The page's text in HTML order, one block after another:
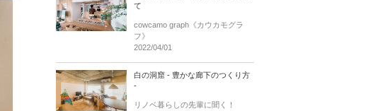
て
cowcamo graph《カウカモグラ
フ》
2022/04/01
白の洞窟 - 豊かな廊下のつくり方
-
リノベ暮らしの先輩に聞く！